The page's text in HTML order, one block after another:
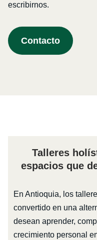
escribirnos.
Contacto
Talleres
espacios que
En Antioquia, los
convertido en una
desean aprender,
crecimiento personal